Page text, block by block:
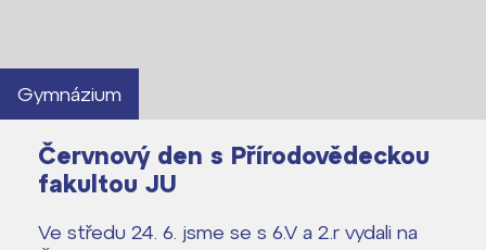
Gymnázium
Červnový den s Přírodovědeckou
fakultou JU
Ve středu 24. 6. jsme se s 6.V a 2.r vydali na